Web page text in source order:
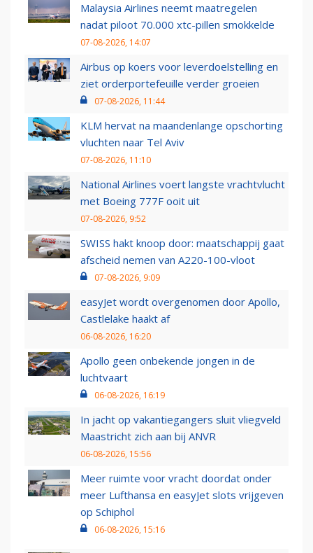
Malaysia Airlines neemt maatregelen
nadat piloot 70.000 xtc-pillen smokkelde
07-08-2026, 14:07
Airbus op koers voor leverdoelstelling en
ziet orderportefeuille verder groeien
07-08-2026, 11:44
KLM hervat na maandenlange opschorting
vluchten naar Tel Aviv
07-08-2026, 11:10
National Airlines voert langste vrachtvlucht
met Boeing 777F ooit uit
07-08-2026, 9:52
SWISS hakt knoop door: maatschappij gaat
afscheid nemen van A220-100-vloot
07-08-2026, 9:09
easyJet wordt overgenomen door Apollo,
Castlelake haakt af
06-08-2026, 16:20
Apollo geen onbekende jongen in de
luchtvaart
06-08-2026, 16:19
In jacht op vakantiegangers sluit vliegveld
Maastricht zich aan bij ANVR
06-08-2026, 15:56
Meer ruimte voor vracht doordat onder
meer Lufthansa en easyJet slots vrijgeven
op Schiphol
06-08-2026, 15:16